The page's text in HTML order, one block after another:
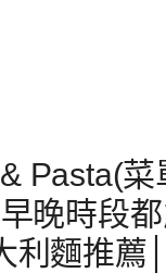
Pasta(
晚時段
利麵推薦